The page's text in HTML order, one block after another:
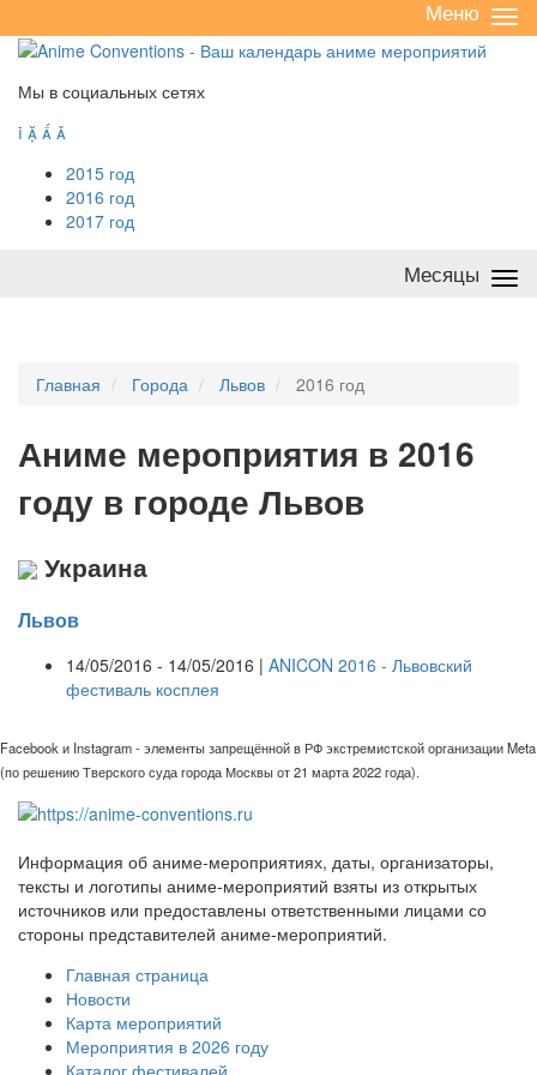
/
Меню
Мы в социальных сетях
   
2015 год
2016 год
2017 год
Месяцы
Главная Города Львов 2016 год
Аниме мероприятия в 2016
году в городе Львов
Украина
Львов
14/05/2016 - 14/05/2016 | ANICON 2016 - Львовский
фестиваль косплея
Facebook и Instagram - элементы запрещённой в РФ экстремистской организации Meta
(по решению Тверского суда города Москвы от 21 марта 2022 года).
Информация об аниме-мероприятиях, даты, организаторы,
тексты и логотипы аниме-мероприятий взяты из открытых
источников или предоставлены ответственными лицами со
стороны представителей аниме-мероприятий.
Главная страница
Новости
Карта мероприятий
Мероприятия в 2026 году